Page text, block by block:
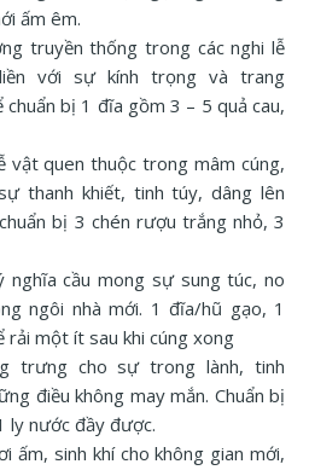
ấm êm.
truyền thống trong các nghi lễ
với sự kính trọng và trang
chuẩn bị 1 đĩa gồm 3 – 5 quả cau,
vật quen thuộc trong mâm cúng,
thanh khiết, tinh túy, dâng lên
bị 3 chén rượu trắng nhỏ, 3
nghĩa cầu mong sự sung túc, no
ngôi nhà mới. 1 đĩa/hũ gạo, 1
rải một ít sau khi cúng xong
trưng cho sự trong lành, tinh
điều không may mắn. Chuẩn bị
ly nước đầy được.
ấm, sinh khí cho không gian mới,